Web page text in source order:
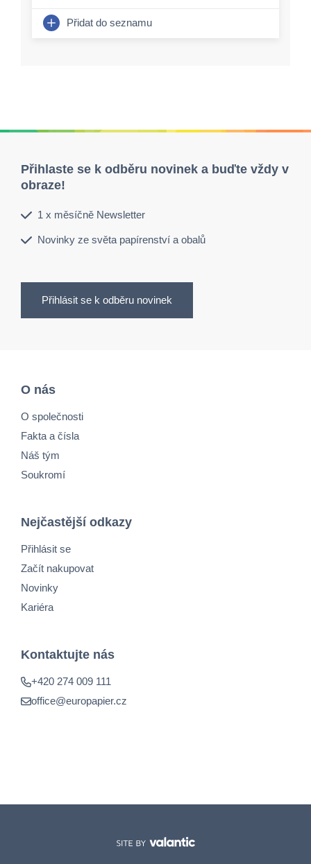
Přidat do seznamu
Přihlaste se k odběru novinek a buďte vždy v
obraze!
1 x měsíčně Newsletter
Novinky ze světa papírenství a obalů
Přihlásit se k odběru novinek
O nás
O společnosti
Fakta a čísla
Náš tým
Soukromí
Nejčastější odkazy
Přihlásit se
Začít nakupovat
Novinky
Kariéra
Kontaktujte nás
+420 274 009 111
office@europapier.cz